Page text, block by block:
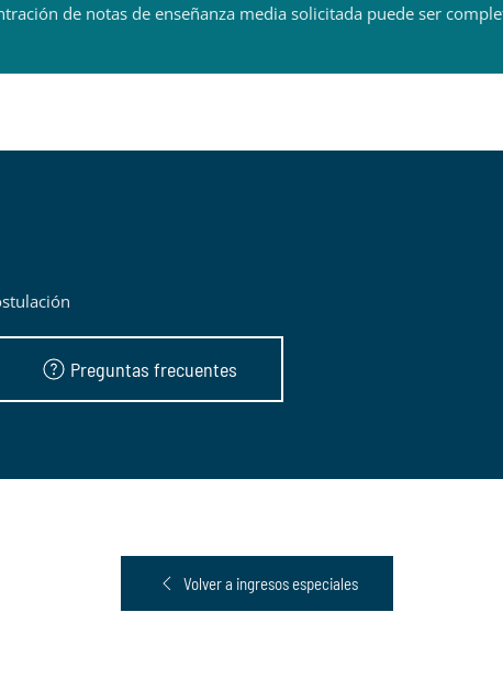
de notas de enseñanza media solicitada puede ser
Preguntas frecuentes
Volver a ingresos especiales